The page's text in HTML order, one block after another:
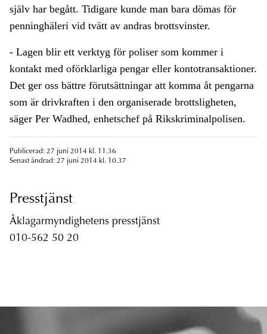
själv har begått. Tidigare kunde man bara dömas för
penninghäleri vid tvätt av andras brottsvinster.
- Lagen blir ett verktyg för poliser som kommer i
kontakt med oförklarliga pengar eller kontotransaktioner.
Det ger oss bättre förutsättningar att komma åt pengarna
som är drivkraften i den organiserade brottsligheten,
säger Per Wadhed, enhetschef på Rikskriminalpolisen.
Publicerad: 27 juni 2014 kl. 11.36
Senast ändrad: 27 juni 2014 kl. 10.37
Presstjänst
Åklagarmyndighetens presstjänst
010-562 50 20